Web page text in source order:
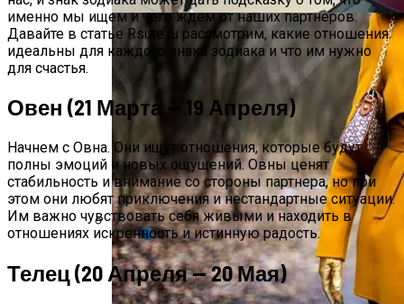
Дебютировал Крупный Кроссовер
Mazda CX-90: Неужели Только Для США?
именно мы ищем и чего ждем от наших партнеров.
Давайте в статье Rsute.ru рассмотрим, какие отношения
идеальны для каждого знака зодиака и что им нужно
для счастья.
Овен (21 Марта — 19 Апреля)
Начнем с Овна. Они ищут отношения, которые будут
полны эмоций и новых ощущений. Овны ценят
стабильность и внимание со стороны партнера, но при
этом они любят приключения и нестандартные ситуации.
Им важно чувствовать себя живыми и находить в
отношениях искренность и истинную радость.
Телец (20 Апреля — 20 Мая)